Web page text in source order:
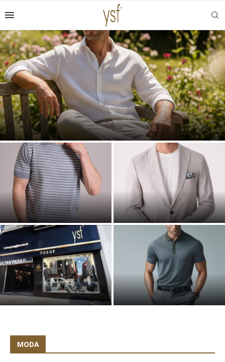
Yazlık Otel Tatilinde Rafine Şıklık: Erkek Pantolon ve
Tişört Kombinleriyle Lüks Resort...
2026 Yazı Erkek Giyim
Kombinleri: Sezonun En
Trend ve Serin Stil Rehberi...
Monokrom Giyim Nedir?
Erkekler İçin Monokrom Stil
Rehberi ve Kombin İpuçları
YSF Giyim Mağazalarına
Ulaşım Rehberi: İstanbul’un
Kalbindeki Şıklık Noktaları
Göbek Eriten Erkek Diyetleri
MODA